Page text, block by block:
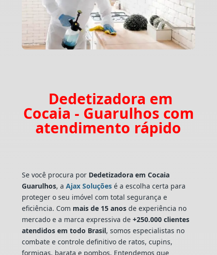
Dedetizadora em
Cocaia - Guarulhos com
atendimento rápido
Se você procura por Dedetizadora em Cocaia
Guarulhos, a Ajax Soluçõesé a escolha certa para
proteger o seu imóvel com total segurança e
eficiência. Com mais de 15 anosde experiência no
mercado e a marca expressiva de+250.000 clientes
atendidos em todo Brasil, somos especialistas no
combate e controle definitivo de ratos, cupins,
formigas, barata e pombos. Entendemos que